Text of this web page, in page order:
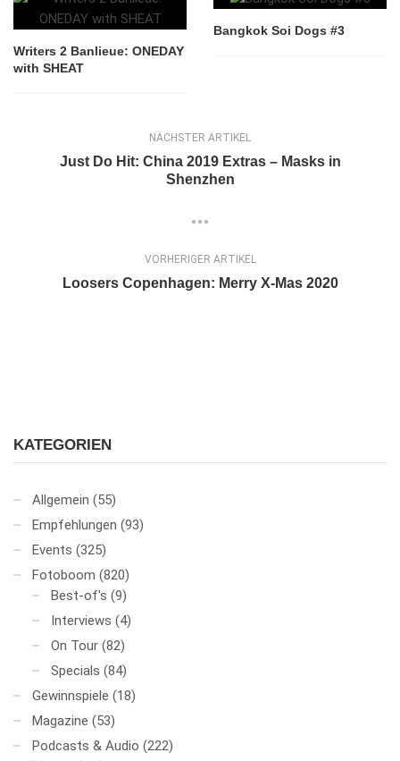
Writers 2 Banlieue: ONEDAY
with SHEAT
Bangkok Soi Dogs #3
NÄCHSTER ARTIKEL
Just Do Hit: China 2019 Extras – Masks in
Shenzhen
VORHERIGER ARTIKEL
Loosers Copenhagen: Merry X-Mas 2020
KATEGORIEN
Allgemein (55)
Empfehlungen (93)
Events (325)
Fotoboom (820)
Best-of's (9)
Interviews (4)
On Tour (82)
Specials (84)
Gewinnspiele (18)
Magazine (53)
Podcasts & Audio (222)